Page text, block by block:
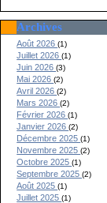
Archives
Août 2026(1)
Juillet 2026(1)
Juin 2026(3)
Mai 2026(2)
Avril 2026(2)
Mars 2026(2)
Février 2026(1)
Janvier 2026(2)
Décembre 2025(1)
Novembre 2025(2)
Octobre 2025(1)
Septembre 2025(2)
Août 2025(1)
Juillet 2025(1)